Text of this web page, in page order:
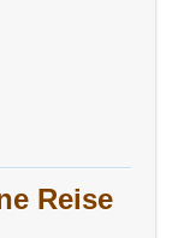
Reise